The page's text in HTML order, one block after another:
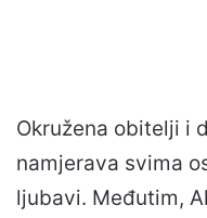
Okružena obitelji i
namjerava svima
ljubavi. Međutim,